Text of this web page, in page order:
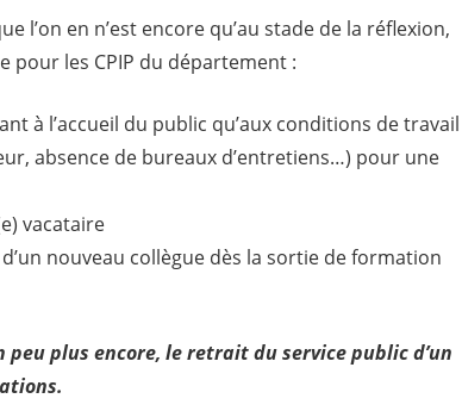
en n’est encore qu’au stade de la réflexion,
pour les CPIP du département :
à l’accueil du public qu’aux conditions de travail
absence de bureaux d’entretiens…) pour une
vacataire
nouveau collègue dès la sortie de formation
plus encore, le retrait du service public d’un